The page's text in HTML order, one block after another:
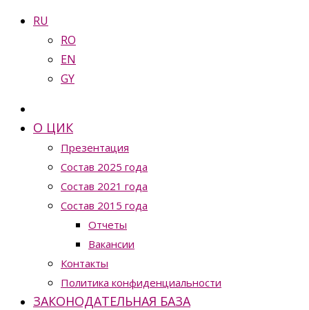
RU
RO
EN
GY
О ЦИК
Презентация
Состав 2025 года
Состав 2021 года
Состав 2015 года
Отчеты
Вакансии
Контакты
Политика конфиденциальности
ЗАКОНОДАТЕЛЬНАЯ БАЗА